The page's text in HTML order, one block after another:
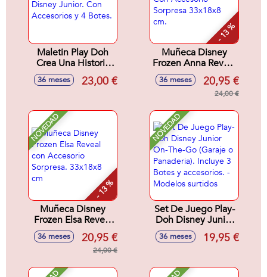
Maletin Play Doh
Crea Una Historia
Disney Junior. Con
Accesorios y 4
36 meses 23,00 €
- 13 %
Muñeca Disney
Frozen Anna Reveal
Con Accesorio
Sorpresa 33x18x8
36 meses 20,95 €
24,00 €
NOVEDAD
- 13 %
Muñeca Disney
Frozen Elsa Reveal
con Accesorio
Sorpresa. 33x18x8
36 meses 20,95 €
24,00 €
NOVEDAD
Set De Juego Play-
Doh Disney Junior
On-The-Go (Garaje
o Panaderia).
Modelos surtidos
36 meses 19,95 €